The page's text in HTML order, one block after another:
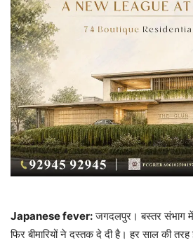
Japanese fever:जगदलपुर। बस्तर संभाग
फिर बीमारियों ने दस्तक दे दी है। हर साल की